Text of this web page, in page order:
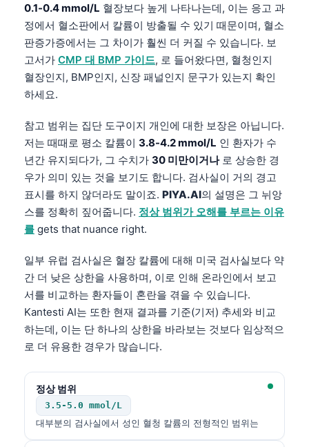
0.1-0.4 mmol/L 혈장보다 높게 나타나는데, 이는 응고 과
정에서 혈소판에서 칼륨이 방출될 수 있기 때문이며, 혈소
판증가증에서는 그 차이가 훨씬 더 커질 수 있습니다. 보
고서가 CMP 대 BMP 가이드, 로 들어왔다면, 혈청인지
혈장인지, BMP인지, 신장 패널인지 문구가 있는지 확인
하세요.
참고 범위는 집단 도구이지 개인에 대한 보장은 아닙니다.
저는 때때로 평소 칼륨이 3.8-4.2 mmol/L 인 환자가 수
년간 유지되다가, 그 수치가 30 미만이거나로 상승한 경
우가 의미 있는 것을 보기도 합니다. 검사실이 거의 경고
표시를 하지 않더라도 말이죠. PIYA.AI의 설명은 그 뉘앙
스를 정확히 짚어줍니다. 정상 범위가 오해를 부르는 이유
를 gets that nuance right.
일부 유럽 검사실은 혈장 칼륨에 대해 미국 검사실보다 약
간 더 낮은 상한을 사용하며, 이로 인해 온라인에서 보고
서를 비교하는 환자들이 혼란을 겪을 수 있습니다.
Kantesti AI는 또한 현재 결과를 기준(기저) 추세와 비교
하는데, 이는 단 하나의 상한을 바라보는 것보다 임상적으
로 더 유용한 경우가 많습니다.
정상 범위
3.5-5.0 mmol/L
대부분의 검사실에서 성인 혈청 칼륨의 전형적인 범위는